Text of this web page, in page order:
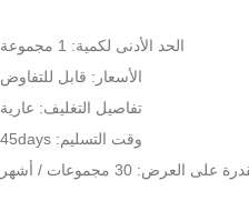
الحد الأدنى لكمية: 1 مجموعة
الأسعار: قابل للتفاوض
تفاصيل التغليف: عارية
وقت التسليم: 45days
على العرض: 30 مجموعات / أشهر